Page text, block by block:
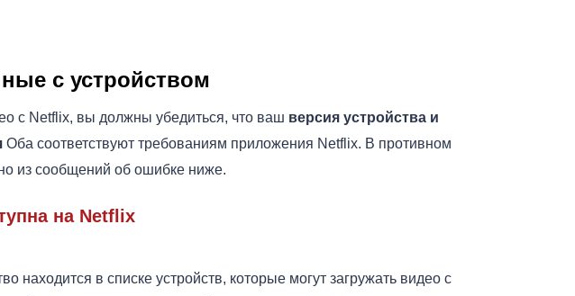
с устройством
с Netflix, вы должны убедиться, что ваш версия устройства и
Оба соответствуют требованиям приложения Netflix. В противном
из сообщений об ошибке ниже.
на Netflix
находится в списке устройств, которые могут загружать видео с